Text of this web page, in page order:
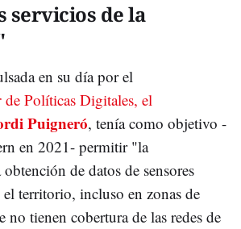
servicios de la
en su día por el
de Políticas Digitales, el
Puigneró, tenía como objetivo -
en 2021- permitir "la
de datos de sensores
territorio, incluso en zonas de
no tienen cobertura de las redes de